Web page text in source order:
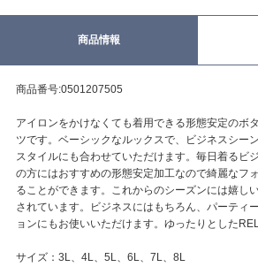
商品情報
商品番号:0501207505
アイロンをかけなくても着用できる形態安定のボ
ツです。ベーシックなルックスで、ビジネスシー
スタイルにも合わせていただけます。毎日着るビ
の方にはおすすめの形態安定加工なので綺麗なフ
ることができます。これからのシーズンには嬉し
されています。ビジネスにはもちろん、パーティ
ョンにもお使いいただけます。ゆったりとした
サイズ：3L、4L、5L、6L、7L、8L